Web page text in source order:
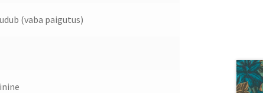
(vaba paigutus)